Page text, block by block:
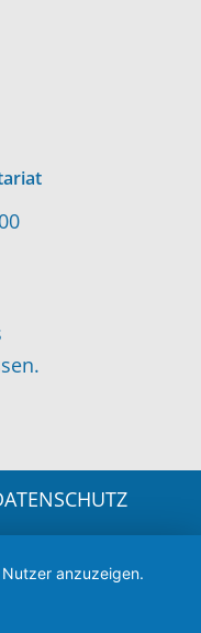
anzuzeigen.